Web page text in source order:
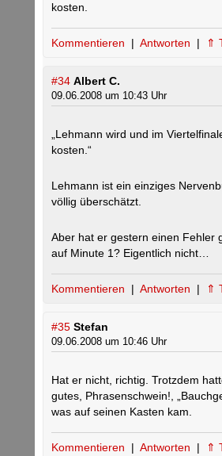
kosten.
Kommentieren | Antworten | ⇑
#34 Albert C.
09.06.2008 um 10:43 Uhr
„Lehmann wird und im
kosten.“
Lehmann ist ein einziges
völlig überschätzt.
Aber hat er gestern einen Fehler
auf Minute 1? Eigentlich nicht…
Kommentieren | Antworten | ⇑
#35 Stefan
09.06.2008 um 10:46 Uhr
Hat er nicht, richtig. Trotzdem
gutes, Phrasenschwein!,
was auf seinen Kasten kam.
Kommentieren | Antworten | ⇑